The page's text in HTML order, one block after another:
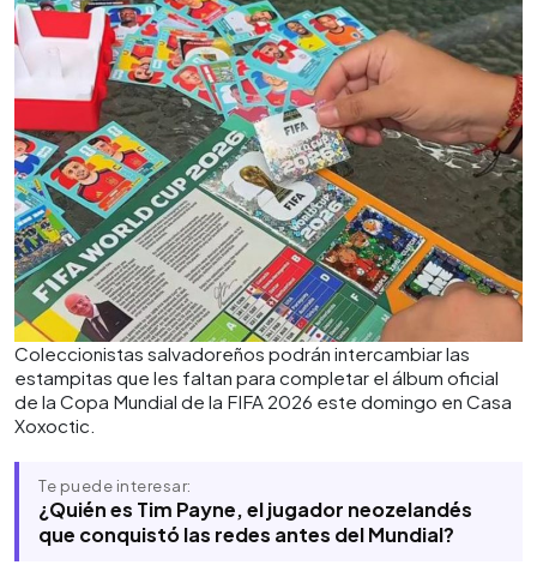
Coleccionistas salvadoreños podrán intercambiar las
estampitas que les faltan para completar el álbum oficial
de la Copa Mundial de la FIFA 2026 este domingo en Casa
Xoxoctic.
Te puede interesar:
¿Quién es Tim Payne, el jugador neozelandés
que conquistó las redes antes del Mundial?